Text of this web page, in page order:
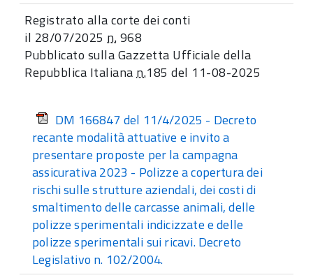
Registrato alla corte dei conti
il 28/07/2025n.968
Pubblicato sulla Gazzetta Ufficiale della
Repubblica Italianan.185 del 11-08-2025
DM 166847 del 11/4/2025 - Decreto
recante modalità attuative e invito a
presentare proposte per la campagna
assicurativa 2023 - Polizze a copertura dei
rischi sulle strutture aziendali, dei costi di
smaltimento delle carcasse animali, delle
polizze sperimentali indicizzate e delle
polizze sperimentali sui ricavi. Decreto
Legislativo n. 102/2004.